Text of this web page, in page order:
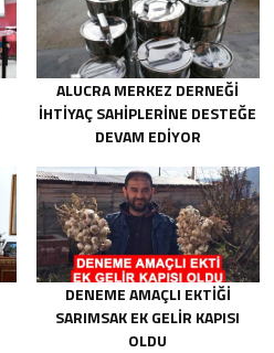
ALUCRA MERKEZ DERNEĞI
İHTIYAÇ SAHIPLERINE DESTEĞE
DEVAM EDIYOR
DENEME AMAÇLI EKTIĞI
SARIMSAK EK GELIR KAPISI
OLDU